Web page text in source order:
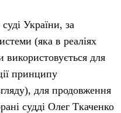
України, за
(яка в реаліях
використовується для
принципу
для продовження
судді Олег Ткаченко